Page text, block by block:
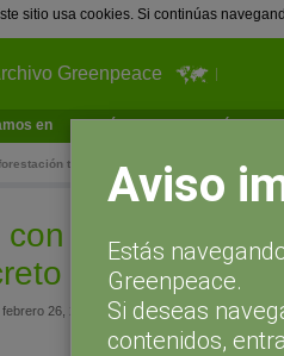
sitio usa cookies. Si continúas
Greenpeace
en ¿Qué puedes hacer tú?
tropical! Conoce el secreto de H&S
con
de H&S
febrero 26, 2014 a las 11:23
Aviso
Estás
Greenpeace.
Si deseas
contenidos,